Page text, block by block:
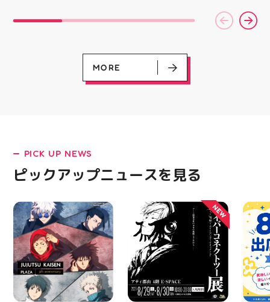
LATEST!
15日は店舗をお休みさ
🧵定休日 火・水 イベ
ント出店の日もあります
ンダーをチェックしてい
皆さまをお待ちしていま
す #ピアネージュ #郡山
ハンドメイド #郡山ワー
教室 #ハンドメイドショ
ップ 手作り好きさんと
繋がりたい 郡山市
ず胸キュンしちゃうデザ
インばかり 集めたくな
定での入荷となりますの
で 気になっていた方、
まだGETできてない方は
売り切れる前にぜひお早
HUBSTORE 数量限定 新
商品入荷
ズな
ぜひ
熱い
ーポ
ース
MORE
PICK UP NEWS
ピックアップニュースを見る
NEW